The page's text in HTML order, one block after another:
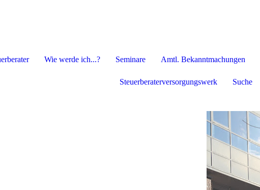
Wie werde ich...? Seminare Amtl. Bekanntmachungen
Steuerberaterversorgungswerk Suche